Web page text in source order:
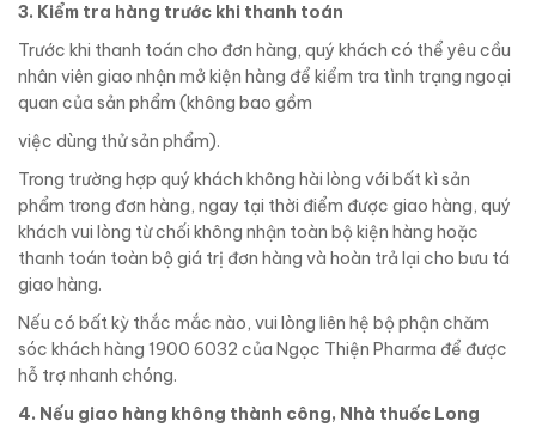
3. Kiểm tra hàng trước khi thanh toán
Trước khi thanh toán cho đơn hàng, quý khách có thể yêu cầu
nhân viên giao nhận mở kiện hàng để kiểm tra tình trạng ngoại
quan của sản phẩm (không bao gồm
việc dùng thử sản phẩm).
Trong trường hợp quý khách không hài lòng với bất kì sản
phẩm trong đơn hàng, ngay tại thời điểm được giao hàng, quý
khách vui lòng từ chối không nhận toàn bộ kiện hàng hoặc
thanh toán toàn bộ giá trị đơn hàng và hoàn trả lại cho bưu tá
giao hàng.
Nếu có bất kỳ thắc mắc nào, vui lòng liên hệ bộ phận chăm
sóc khách hàng 1900 6032 của Ngọc Thiện Pharma để được
hỗ trợ nhanh chóng.
4. Nếu giao hàng không thành công, Nhà thuốc Long